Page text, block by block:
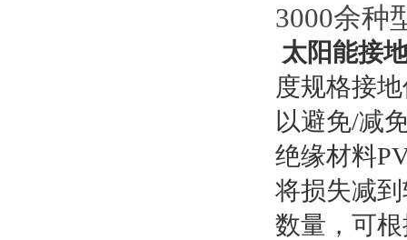
3000余种
太阳能接
度规格接
以避免/减
绝缘材料
将损失减
数量，可